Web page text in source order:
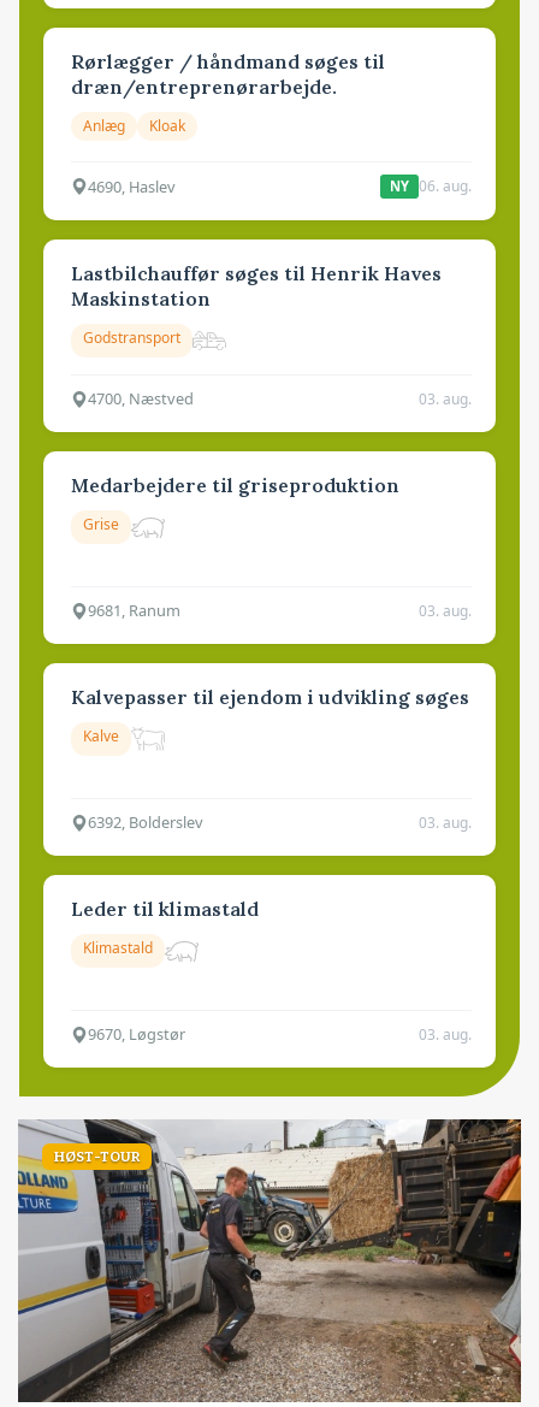
Rørlægger / håndmand søges til
dræn/entreprenørarbejde.
Anlæg Kloak
4690, Haslev NY 06. aug.
Lastbilchauffør søges til Henrik Haves
Maskinstation
Godstransport
4700, Næstved 03. aug.
Medarbejdere til griseproduktion
Grise
9681, Ranum 03. aug.
Kalvepasser til ejendom i udvikling søges
Kalve
6392, Bolderslev 03. aug.
Leder til klimastald
Klimastald
9670, Løgstør 03. aug.
HØST-TOUR